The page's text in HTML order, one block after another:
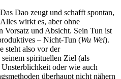
Dao zeugt und schafft spontan,
wirkt es, aber ohne
Vorsatz und Absicht. Sein Tun ist
– Nicht-Tun (Wu Wei).
steht also vor der
spirituellen Ziel (als
oder wie auch
überhaupt nicht nähern